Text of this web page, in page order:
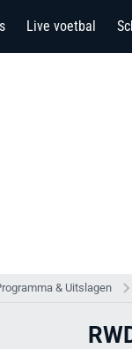
Live voetbal
& Uitslagen